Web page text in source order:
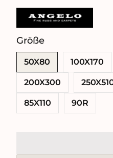
Größe
SWATCH-50X80
50X80
SWATCH-100X170
100X170
SWATCH-140X400
SWATCH-200X300
200X300
SWATCH-250X510
SWATCH-300X400
SWATCH-85X110
85X110
SWATCH-90R
90R